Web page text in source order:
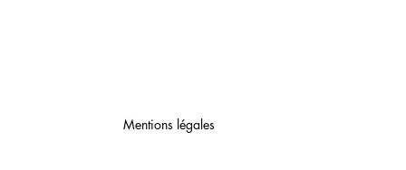
Mentions légales